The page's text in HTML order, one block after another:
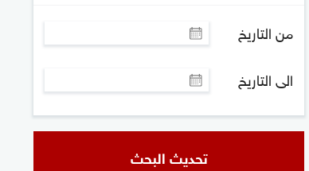
من التاريخ
الى التاريخ
تحديث البحث